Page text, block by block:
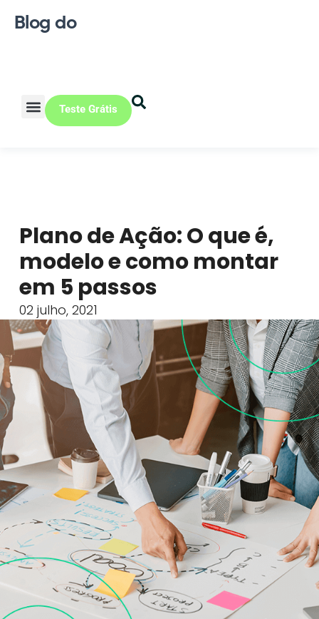
Blog do
Teste Grátis
Plano de Ação: O que é,
modelo e como montar
em 5 passos
02 julho, 2021